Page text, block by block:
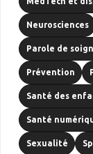
Neurosciences
Parole de
Prévention
Santé des
Santé
Sexualité